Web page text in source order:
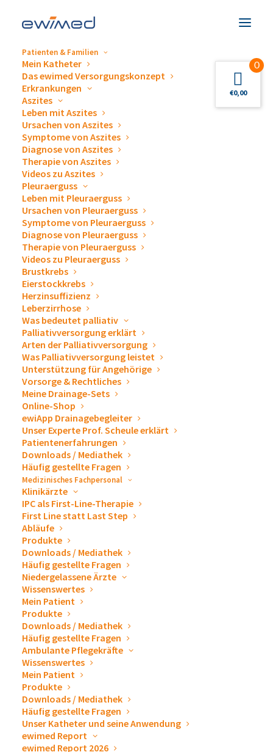
Patienten & Familien
Mein Katheter
Das ewimed Versorgungskonzept
Erkrankungen
Aszites
Leben mit Aszites
Ursachen von Aszites
Symptome von Aszites
Diagnose von Aszites
Therapie von Aszites
Videos zu Aszites
Pleuraerguss
Leben mit Pleuraerguss
Ursachen von Pleuraerguss
Symptome von Pleuraerguss
Diagnose von Pleuraerguss
Therapie von Pleuraerguss
Videos zu Pleuraerguss
Brustkrebs
Eierstockkrebs
Herzinsuffizienz
Leberzirrhose
Was bedeutet palliativ
Palliativversorgung erklärt
Arten der Palliativversorgung
Was Palliativversorgung leistet
Unterstützung für Angehörige
Vorsorge & Rechtliches
Meine Drainage-Sets
Online-Shop
ewiApp Drainagebegleiter
Unser Experte Prof. Scheule erklärt
Patientenerfahrungen
Downloads / Mediathek
Häufig gestellte Fragen
Medizinisches Fachpersonal
Klinikärzte
IPC als First-Line-Therapie
First Line statt Last Step
Abläufe
Produkte
Downloads / Mediathek
Häufig gestellte Fragen
Niedergelassene Ärzte
Wissenswertes
Mein Patient
Produkte
Downloads / Mediathek
Häufig gestellte Fragen
Ambulante Pflegekräfte
Wissenswertes
Mein Patient
Produkte
Downloads / Mediathek
Häufig gestellte Fragen
Unser Katheter und seine Anwendung
ewimed Report
ewimed Report 2026
Veranstaltungen &
Termine
Gerne beantworten wir Ihre Fragen zum Thema
Drainage von Pleuraergüssen und Aszites,
unseren Drainagesystemen sowie ewimed als
Medizintechnikunternehmen auch an unseren
Ausstellungsständen. Lernen Sie uns auf Messen
& Kongressen persönlich kennen. Wir freuen uns
auf Sie!
« Alle Veranstaltungen
Diese Veranstaltung hat bereits stattgefunden.
Pflegetagung UKU – Ulm
20. Februar 2020
Wir würden uns sehr freuen Sie an unserem Messestand
begrüßen zu dürfen.
Gerne stellen wir Ihnen unsere Produkte zur Drainage
und Punktion, sowie Zubehör zum Ablassen von
Pleuraergüssen und Aszites persönlich vor. Wir
beantworten Ihnen sehr gern alle Fragen und erklären
das ewimed Versorgungskonzept.
Wenn Sie eine persönliche Beratung wünschen,
vereinbaren Sie vorab doch bitte einen Termin über unser
Kontaktformular.
0
€0,00